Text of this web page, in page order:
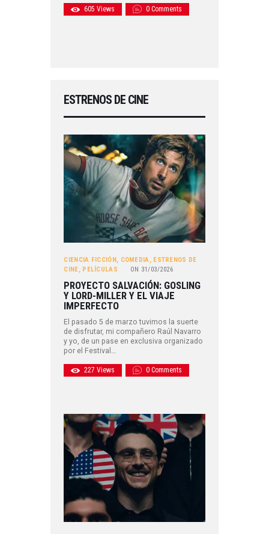
605 Views 0 Comments
ESTRENOS DE CINE
CIENCIA FICCIÓN , COMEDIA, ESTRENOS DE
CINE, PELÍCULAS ON 31/03/2026
PROYECTO SALVACIÓN: GOSLING
Y LORD-MILLER Y EL VIAJE
IMPERFECTO
El pasado 5 de marzo tuvimos la suerte
de disfrutar, mi compañero Raúl Navarro
y yo, de un pase en exclusiva organizado
por el Festival…
227 Views 0 Comments